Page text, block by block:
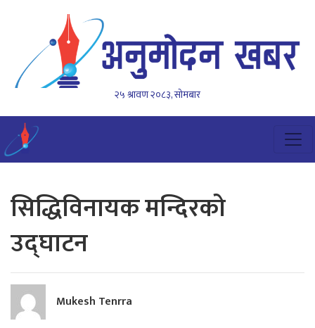
२५ श्रावण २०८३, सोमबार
सिद्धिविनायक मन्दिरको
उद्घाटन
Mukesh Tenrra